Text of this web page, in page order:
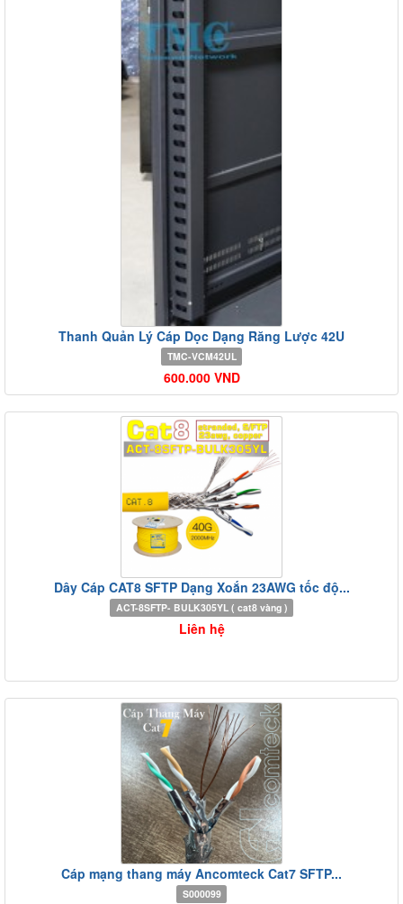
Thanh Quản Lý Cáp Dọc Dạng Răng Lược 42U
TMC-VCM42UL
600.000 VND
Dây Cáp CAT8 SFTP Dạng Xoắn 23AWG tốc độ...
ACT-8SFTP- BULK305YL ( cat8 vàng )
Liên hệ
Cáp mạng thang máy Ancomteck Cat7 SFTP...
S000099